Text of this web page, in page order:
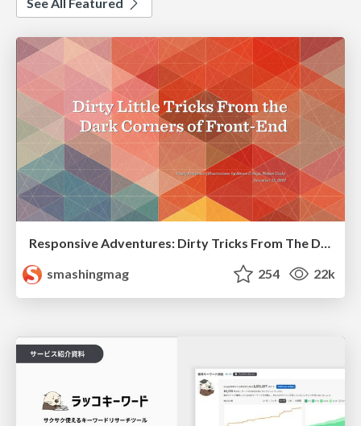
Responsive Adventures: Dirty Tricks From The Dark Corners of Front-End
smashingmag
254 22k